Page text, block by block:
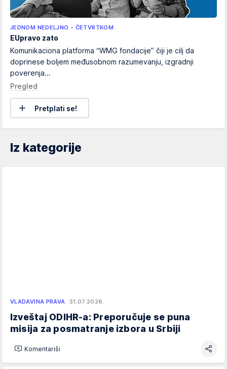
JEDNOM NEDELJNO - ČETVRTKOM
EUpravo zato
Komunikaciona platforma “WMG fondacije” čiji je cilj da
doprinese boljem međusobnom razumevanju, izgradnji
poverenja...
Pregled
Pretplati se!
Iz kategorije
VLADAVINA PRAVA 31.07.2026.
Izveštaj ODIHR-a: Preporučuje se puna
misija za posmatranje izbora u Srbiji
Komentariši